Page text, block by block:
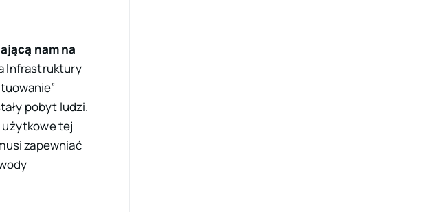
nam na
Infrastruktury
”
pobyt ludzi.
użytkowe tej
zapewniać